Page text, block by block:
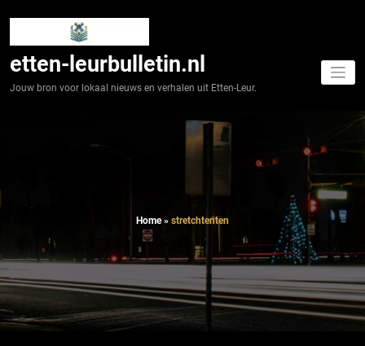
etten-leurbulletin.nl
Jouw bron voor lokaal nieuws en verhalen uit Etten-Leur.
Home» stretchtenten